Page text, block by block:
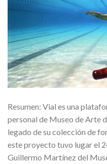
Resumen: Vial es una
personal de Museo de Arte
legado de su colección de
este proyecto tuvo lugar el
Guillermo Martínez del